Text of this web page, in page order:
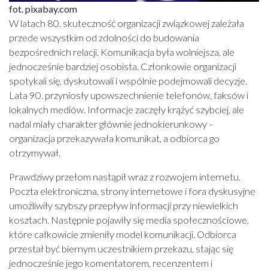
fot. pixabay.com
W latach 80. skuteczność organizacji związkowej zależała
przede wszystkim od zdolności do budowania
bezpośrednich relacji. Komunikacja była wolniejsza, ale
jednocześnie bardziej osobista. Członkowie organizacji
spotykali się, dyskutowali i wspólnie podejmowali decyzje.
Lata 90. przyniosły upowszechnienie telefonów, faksów i
lokalnych mediów. Informacje zaczęły krążyć szybciej, ale
nadal miały charakter głównie jednokierunkowy –
organizacja przekazywała komunikat, a odbiorca go
otrzymywał.
Prawdziwy przełom nastąpił wraz z rozwojem internetu.
Poczta elektroniczna, strony internetowe i fora dyskusyjne
umożliwiły szybszy przepływ informacji przy niewielkich
kosztach. Następnie pojawiły się media społecznościowe,
które całkowicie zmieniły model komunikacji. Odbiorca
przestał być biernym uczestnikiem przekazu, stając się
jednocześnie jego komentatorem, recenzentem i